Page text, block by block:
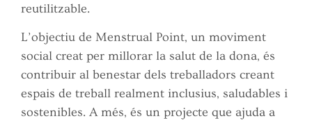
reutilitzable.
L’objectiu de Menstrual Point, un moviment
social creat per millorar la salut de la dona, és
contribuir al benestar dels treballadors creant
espais de treball realment inclusius, saludables i
sostenibles. A més, és un projecte que ajuda a